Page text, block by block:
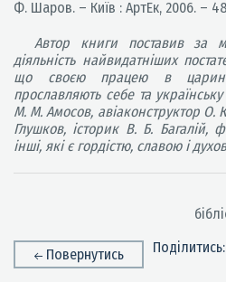
Ф. Шаров. – Київ : АртЕк, 2006. –
Автор книги поставив за
діяльність найвидатніших
що своєю працею в
прославляють себе та
М. М. Амосов, авіаконструктор О.
Глушков, історик В. Б. Багалій,
інші, які є гордістю, славою і
Повернутись Поділитись: